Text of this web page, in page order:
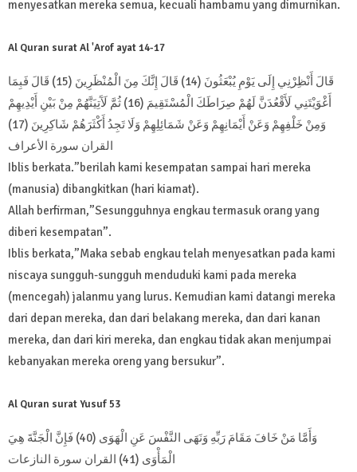
menyesatkan mereka semua, kecuali hambamu yang dimurnikan.
Al Quran surat Al 'Arof ayat 14-17
قَالَ أَنْظِرْنِي إِلَى يَوْمِ يُبْعَثُونَ (14) قَالَ إِنَّكَ مِنَ الْمُنْظَرِينَ (15) قَالَ فَبِمَا
أَغْوَيْتَنِي لَأَقْعُدَنَّ لَهُمْ صِرَاطَكَ الْمُسْتَقِيمَ (16) ثُمَّ لَآَتِيَنَّهُمْ مِنْ بَيْنِ أَيْدِيهِمْ
وَمِنْ خَلْفِهِمْ وَعَنْ أَيْمَانِهِمْ وَعَنْ شَمَائِلِهِمْ وَلَا تَجِدُ أَكْثَرَهُمْ شَاكِرِينَ (17)
القران سورة الأعراف
Iblis berkata.”berilah kami kesempatan sampai hari mereka
(manusia) dibangkitkan (hari kiamat).
Allah berfirman,”Sesungguhnya engkau termasuk orang yang
diberi kesempatan”.
Iblis berkata,”Maka sebab engkau telah menyesatkan pada kami
niscaya sungguh-sungguh menduduki kami pada mereka
(mencegah) jalanmu yang lurus. Kemudian kami datangi mereka
dari depan mereka, dan dari belakang mereka, dan dari kanan
mereka, dan dari kiri mereka, dan engkau tidak akan menjumpai
kebanyakan mereka oreng yang bersukur”.
Al Quran surat Yusuf 53
وَأَمَّا مَنْ خَافَ مَقَامَ رَبِّهِ وَنَهَى النَّفْسَ عَنِ الْهَوَى (40) فَإِنَّ الْجَنَّةَ هِيَ
الْمَأْوَى (41) القران سورة النازعات